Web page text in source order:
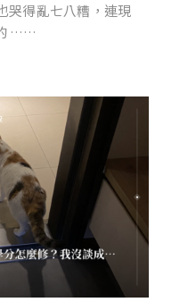
哭得亂七八糟，連現
……